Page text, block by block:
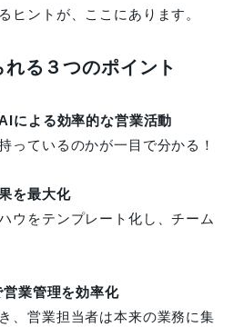
ヒントが、ここにあります。
る３つのポイント
による効率的な営業活動
っているのかが一目で分かる！
を最大化
ウをテンプレート化し、チーム
業管理を効率化
、営業担当者は本来の業務に集